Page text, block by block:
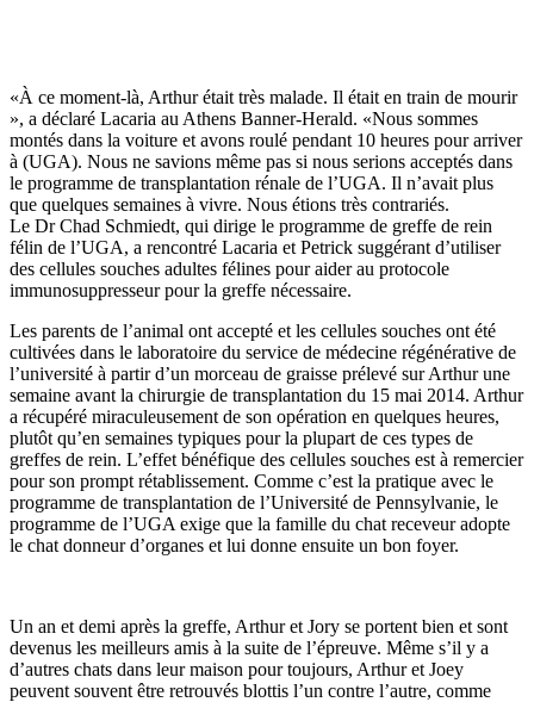
«À ce moment-là, Arthur était très malade. Il était en train de mourir
», a déclaré Lacaria au Athens Banner-Herald. «Nous sommes
montés dans la voiture et avons roulé pendant 10 heures pour arriver
à (UGA). Nous ne savions même pas si nous serions acceptés dans
le programme de transplantation rénale de l’UGA. Il n’avait plus
que quelques semaines à vivre. Nous étions très contrariés.
Le Dr Chad Schmiedt, qui dirige le programme de greffe de rein
félin de l’UGA, a rencontré Lacaria et Petrick suggérant d’utiliser
des cellules souches adultes félines pour aider au protocole
immunosuppresseur pour la greffe nécessaire.
Les parents de l’animal ont accepté et les cellules souches ont été
cultivées dans le laboratoire du service de médecine régénérative de
l’université à partir d’un morceau de graisse prélevé sur Arthur une
semaine avant la chirurgie de transplantation du 15 mai 2014. Arthur
a récupéré miraculeusement de son opération en quelques heures,
plutôt qu’en semaines typiques pour la plupart de ces types de
greffes de rein. L’effet bénéfique des cellules souches est à remercier
pour son prompt rétablissement. Comme c’est la pratique avec le
programme de transplantation de l’Université de Pennsylvanie, le
programme de l’UGA exige que la famille du chat receveur adopte
le chat donneur d’organes et lui donne ensuite un bon foyer.
Un an et demi après la greffe, Arthur et Jory se portent bien et sont
devenus les meilleurs amis à la suite de l’épreuve. Même s’il y a
d’autres chats dans leur maison pour toujours, Arthur et Joey
peuvent souvent être retrouvés blottis l’un contre l’autre, comme